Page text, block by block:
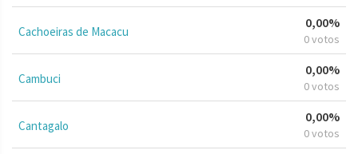
Cachoeiras de Macacu
0,00%
0 votos
Cambuci
0,00%
0 votos
Cantagalo
0,00%
0 votos